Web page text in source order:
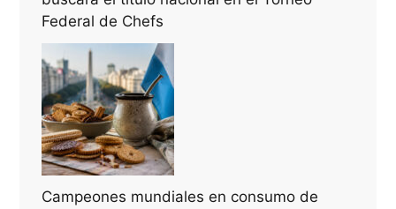
Federal de Chefs
Campeones mundiales en consumo de